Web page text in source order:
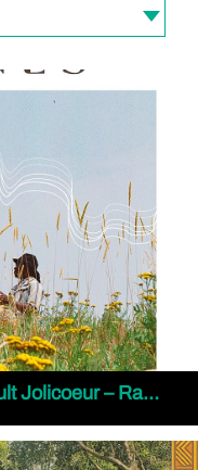
Jolicoeur – Racines